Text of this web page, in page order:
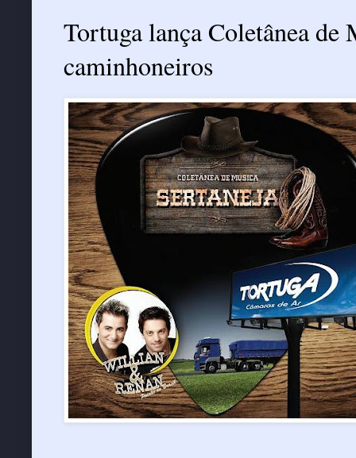
Tortuga lança Coletânea de
caminhoneiros